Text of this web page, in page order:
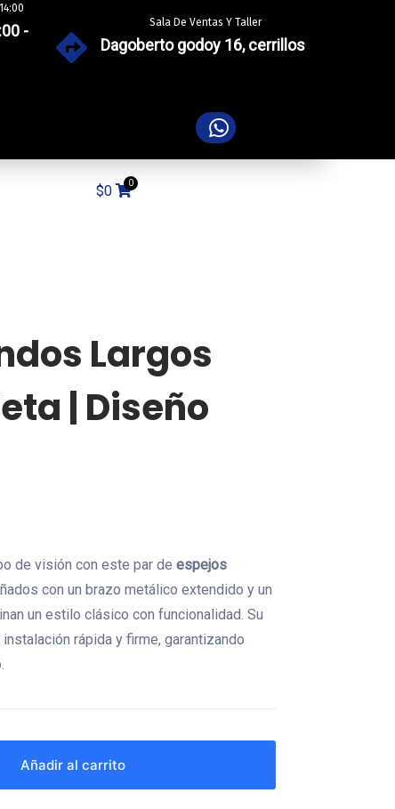
-
Sala De Ventas Y Taller
Dagoberto godoy 16, cerrillos
$0
Largos
| Diseño
de visión con este par de espejos
con un brazo metálico extendido y un
un estilo clásico con funcionalidad. Su
rápida y firme, garantizando
Añadir al carrito